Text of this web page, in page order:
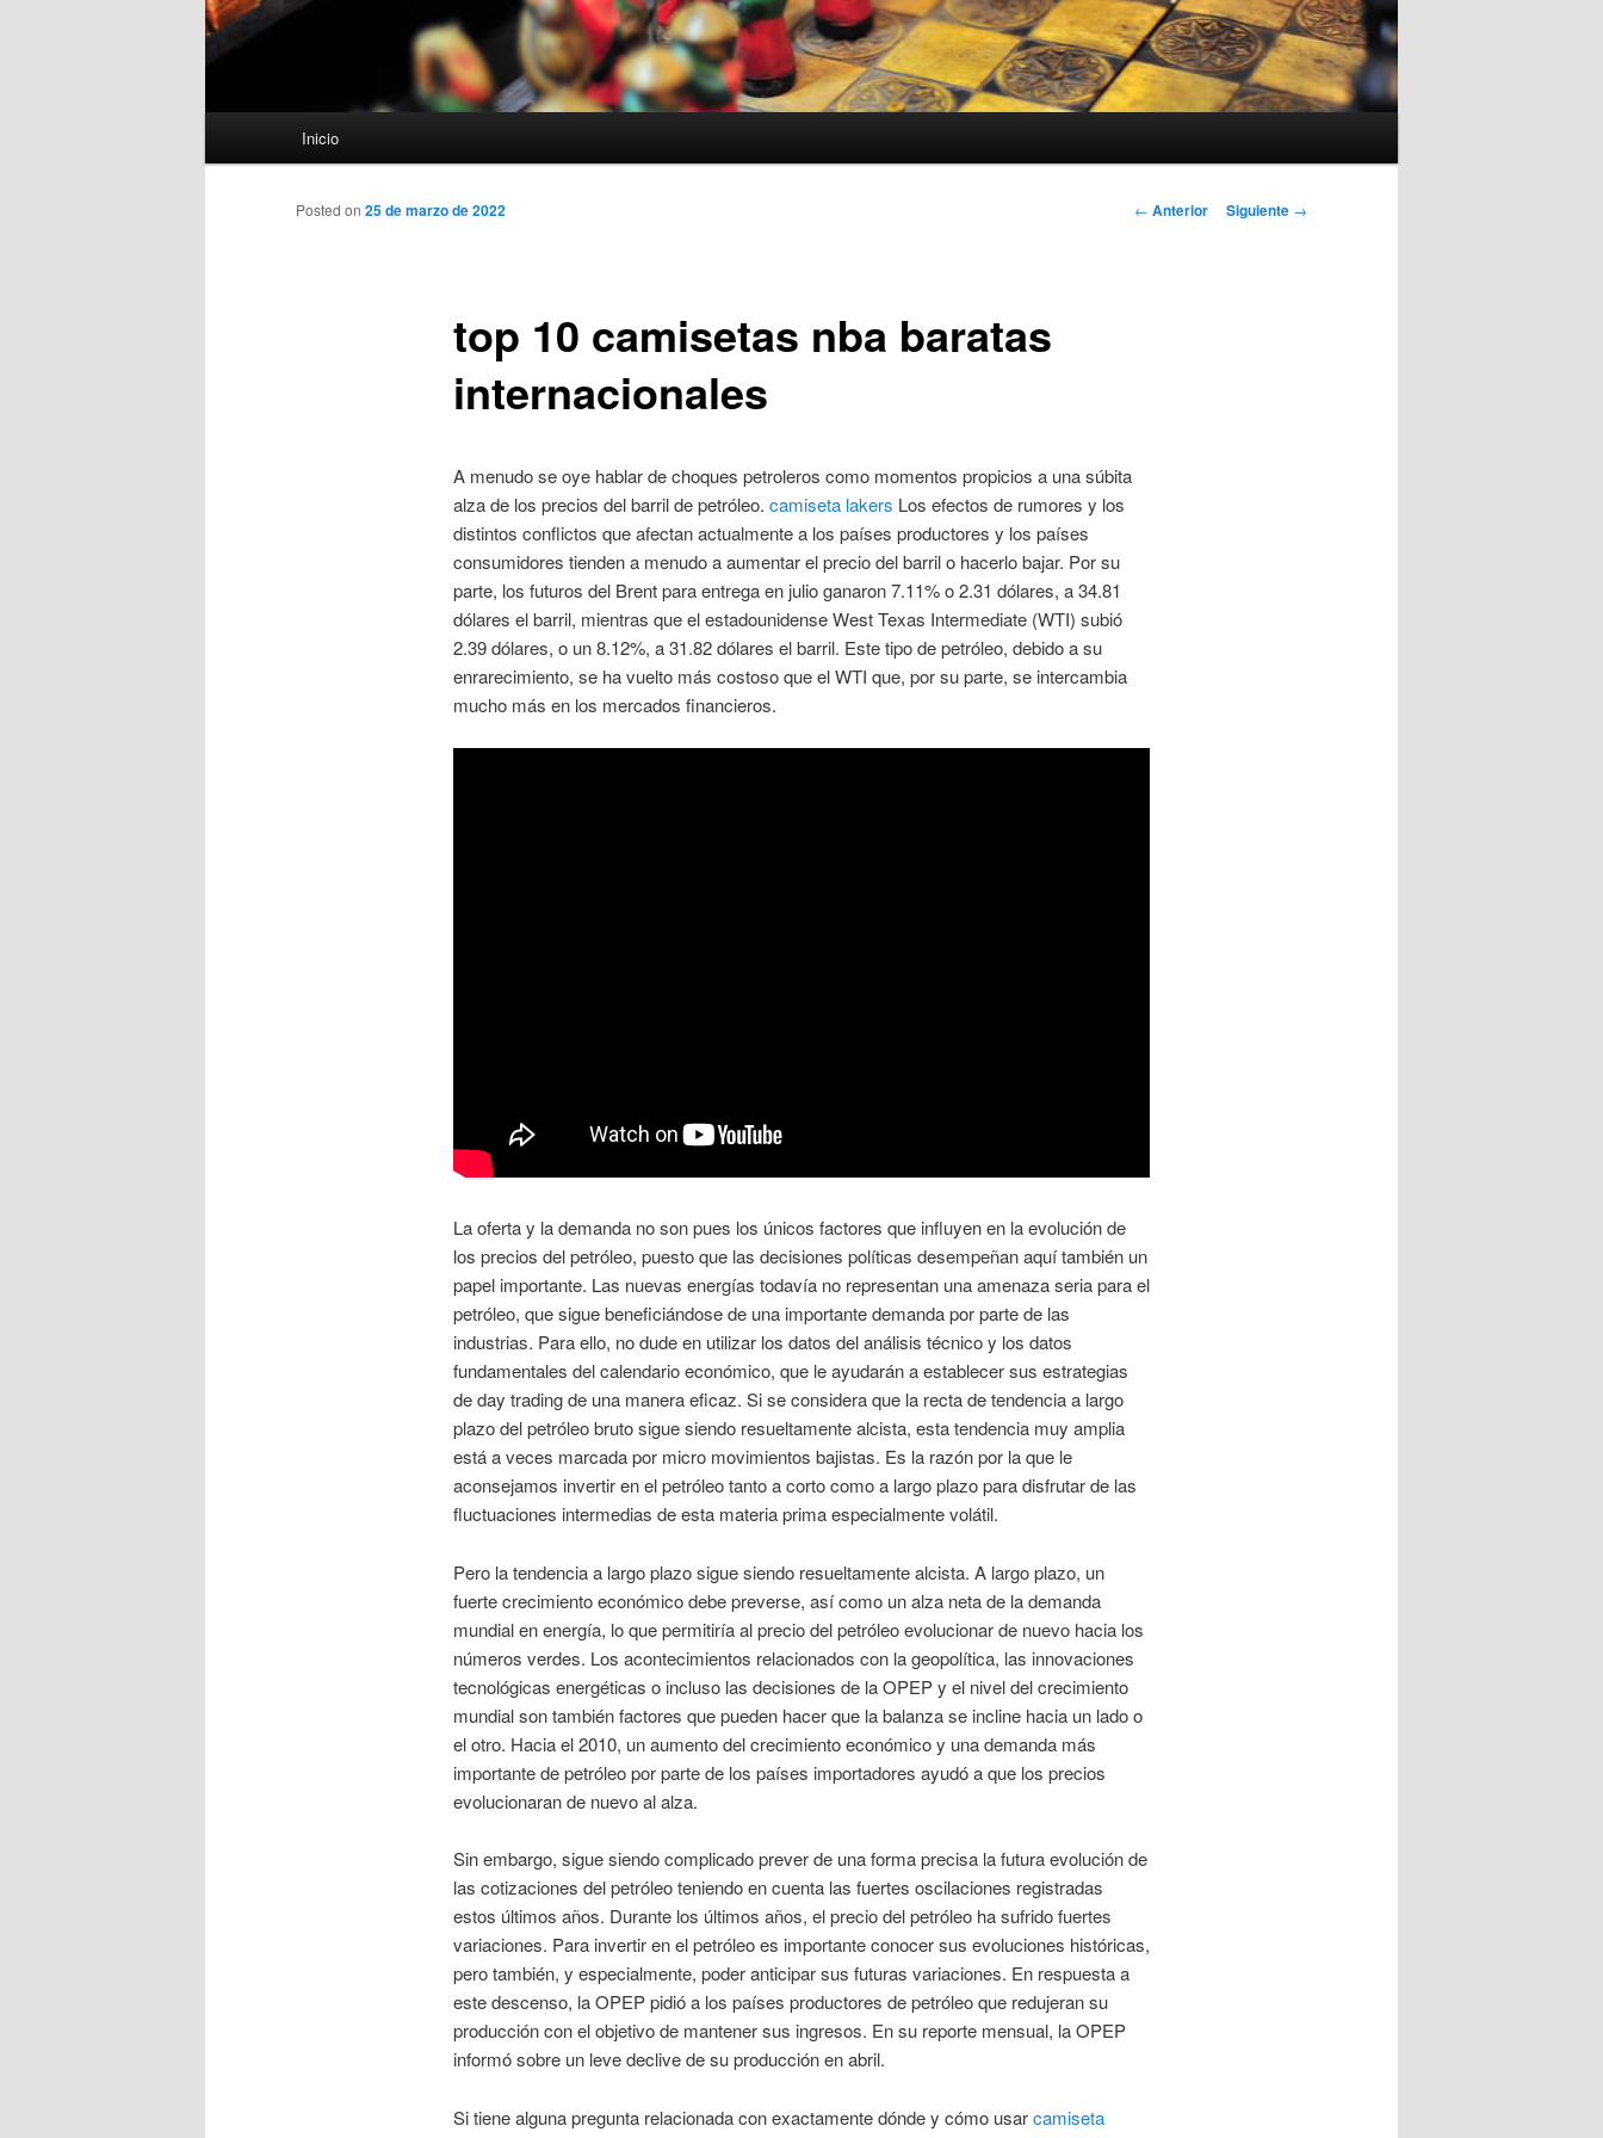
Inicio
Navegación
← Anterior Siguiente →
top 10 camisetas nba baratas
internacionales
Posted on 25 de marzo de 2022
A menudo se oye hablar de choques petroleros como momentos propicios a una súbita
alza de los precios del barril de petróleo. camiseta lakers Los efectos de rumores y los
distintos conflictos que afectan actualmente a los países productores y los países
consumidores tienden a menudo a aumentar el precio del barril o hacerlo bajar. Por su
parte, los futuros del Brent para entrega en julio ganaron 7.11% o 2.31 dólares, a 34.81
dólares el barril, mientras que el estadounidense West Texas Intermediate (WTI) subió
2.39 dólares, o un 8.12%, a 31.82 dólares el barril. Este tipo de petróleo, debido a su
enrarecimiento, se ha vuelto más costoso que el WTI que, por su parte, se intercambia
mucho más en los mercados financieros.
La oferta y la demanda no son pues los únicos factores que influyen en la evolución de
los precios del petróleo, puesto que las decisiones políticas desempeñan aquí también un
papel importante. Las nuevas energías todavía no representan una amenaza seria para el
petróleo, que sigue beneficiándose de una importante demanda por parte de las
industrias. Para ello, no dude en utilizar los datos del análisis técnico y los datos
fundamentales del calendario económico, que le ayudarán a establecer sus estrategias
de day trading de una manera eficaz. Si se considera que la recta de tendencia a largo
plazo del petróleo bruto sigue siendo resueltamente alcista, esta tendencia muy amplia
está a veces marcada por micro movimientos bajistas. Es la razón por la que le
aconsejamos invertir en el petróleo tanto a corto como a largo plazo para disfrutar de las
fluctuaciones intermedias de esta materia prima especialmente volátil.
Pero la tendencia a largo plazo sigue siendo resueltamente alcista. A largo plazo, un
fuerte crecimiento económico debe preverse, así como un alza neta de la demanda
mundial en energía, lo que permitiría al precio del petróleo evolucionar de nuevo hacia los
números verdes. Los acontecimientos relacionados con la geopolítica, las innovaciones
tecnológicas energéticas o incluso las decisiones de la OPEP y el nivel del crecimiento
mundial son también factores que pueden hacer que la balanza se incline hacia un lado o
el otro. Hacia el 2010, un aumento del crecimiento económico y una demanda más
importante de petróleo por parte de los países importadores ayudó a que los precios
evolucionaran de nuevo al alza.
Sin embargo, sigue siendo complicado prever de una forma precisa la futura evolución de
las cotizaciones del petróleo teniendo en cuenta las fuertes oscilaciones registradas
estos últimos años. Durante los últimos años, el precio del petróleo ha sufrido fuertes
variaciones. Para invertir en el petróleo es importante conocer sus evoluciones históricas,
pero también, y especialmente, poder anticipar sus futuras variaciones. En respuesta a
este descenso, la OPEP pidió a los países productores de petróleo que redujeran su
producción con el objetivo de mantener sus ingresos. En su reporte mensual, la OPEP
informó sobre un leve declive de su producción en abril.
Si tiene alguna pregunta relacionada con exactamente dónde y cómo usarcamiseta